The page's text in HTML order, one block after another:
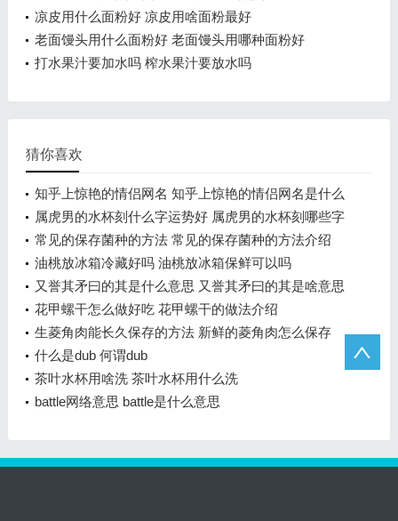
凉皮用什么面粉好 凉皮用啥面粉最好
老面馒头用什么面粉好 老面馒头用哪种面粉好
打水果汁要加水吗 榨水果汁要放水吗
猜你喜欢
知乎上惊艳的情侣网名 知乎上惊艳的情侣网名是什么
属虎男的水杯刻什么字运势好 属虎男的水杯刻哪些字
运势好
常见的保存菌种的方法 常见的保存菌种的方法介绍
油桃放冰箱冷藏好吗 油桃放冰箱保鲜可以吗
又誉其矛曰的其是什么意思 又誉其矛曰的其是啥意思
呢
花甲螺干怎么做好吃 花甲螺干的做法介绍
生菱角肉能长久保存的方法 新鲜的菱角肉怎么保存
什么是dub 何谓dub
茶叶水杯用啥洗 茶叶水杯用什么洗
battle网络意思 battle是什么意思